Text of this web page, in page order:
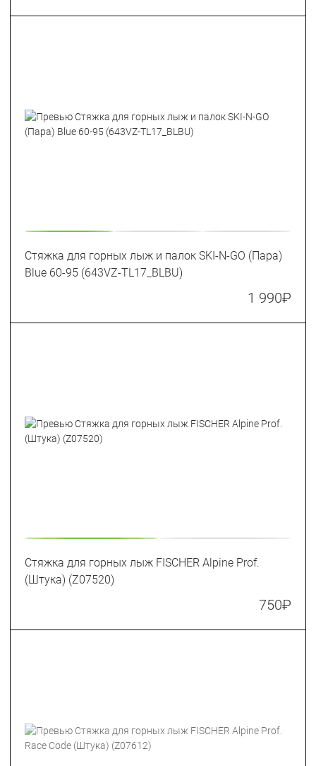
Стяжка для горных лыж и палок SKI-N-GO (Пара)
Blue 60-95 (643VZ-TL17_BLBU)
1 990₽
Стяжка для горных лыж FISCHER Alpine Prof.
(Штука) (Z07520)
750₽